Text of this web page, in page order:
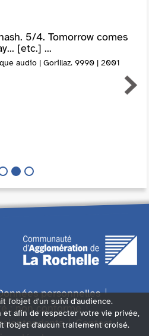
5/4. Tomorrow comes
[etc.] ...
audio | Gorillaz. 9990 | 2001
personnelles
: non conforme
Contact
l'objet d'un suivi d'audience.
afin de respecter votre vie privée,
l'objet d'aucun traitement croisé.